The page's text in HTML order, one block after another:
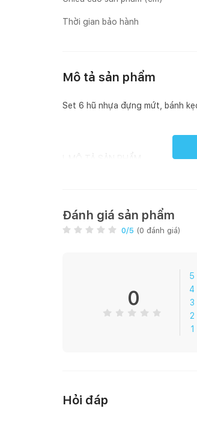
Thời gian bảo hành
Mô tả sản phẩm
Set 6 hũ nhựa đựng mứt, bánh
- Chiều rộng: 24cm
Đánh giá sản phẩm
0/5 (0 đánh giá)
0
5
4
3
2
1
Hỏi đáp